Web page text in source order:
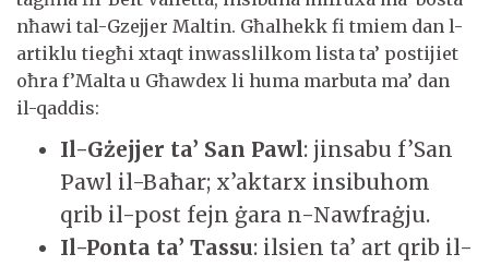
nħawi tal-Gzejjer Maltin. Għalhekk fi tmiem dan l-
artiklu tiegħi xtaqt inwasslilkom lista ta’ postijiet
oħra f’Malta u Għawdex li huma marbuta ma’ dan
il-qaddis:
Il-Gżejjer ta’ San Pawl: jinsabu f’San
Pawl il-Baħar; x’aktarx insibuhom
qrib il-post fejn ġara n-Nawfraġju.
Il-Ponta ta’ Tassu: ilsien ta’ art qrib il-